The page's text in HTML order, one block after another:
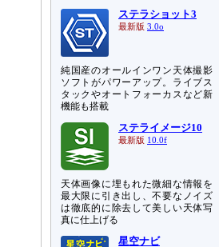
ステラショット3
最新版 3.0o
純国産のオールインワン天体撮影
ソフトがパワーアップ。ライブス
タックやオートフォーカスなど新
機能も搭載
ステライメージ10
最新版 10.0f
天体画像に埋もれた微細な情報を
最大限に引き出し、不要なノイズ
は徹底的に除去して美しい天体写
真に仕上げる
星空ナビ